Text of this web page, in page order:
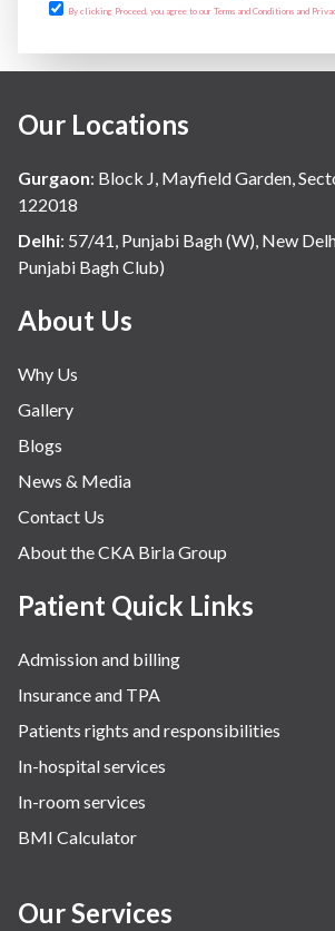
By clicking Proceed, you agree to our Terms and Conditions and
Our Locations
Gurgaon: Block J, Mayfield Garden,
122018
Delhi: 57/41, Punjabi Bagh (W), New
Punjabi Bagh Club)
About Us
Why Us
Gallery
Blogs
News & Media
Contact Us
About the CKA Birla Group
Patient Quick Links
Admission and billing
Insurance and TPA
Patients rights and responsibilities
In-hospital services
In-room services
BMI Calculator
Our Services